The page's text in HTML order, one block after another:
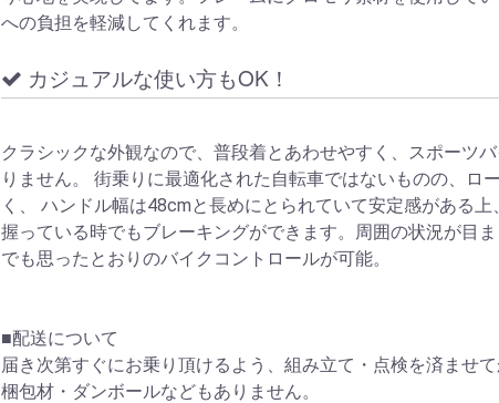
への負担を軽減してくれます。
カジュアルな使い方もOK！
クラシックな外観なので、普段着とあわせやすく、スポーツ
りません。 街乗りに最適化された自転車ではないものの、ロ
く、 ハンドル幅は48cmと長めにとられていて安定感がある
握っている時でもブレーキングができます。周囲の状況が目
でも思ったとおりのバイクコントロールが可能。
■配送について
届き次第すぐにお乗り頂けるよう、組み立て・点検を済ませ
梱包材・ダンボールなどもありません。